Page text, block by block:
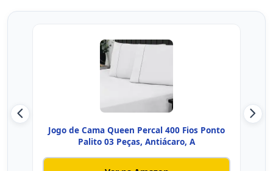
Jogo de Cama Queen Percal 400 Fios Ponto
Palito 03 Peças, Antiácaro, A